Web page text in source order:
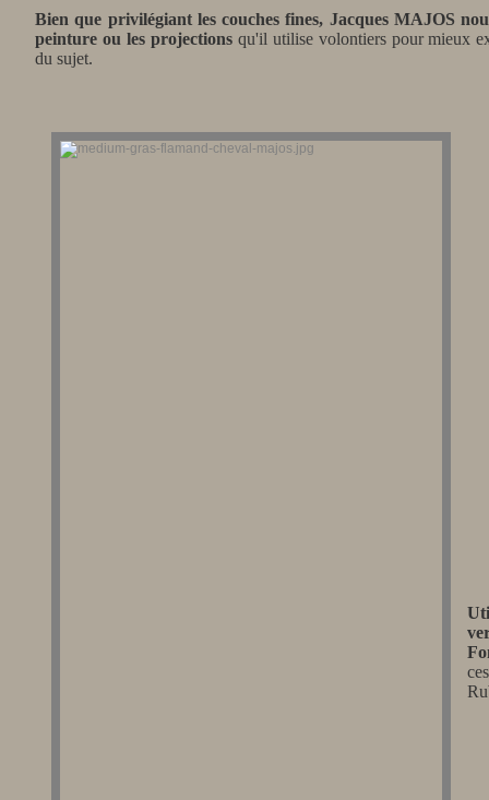
Bien que privilégiant les couches fines, Jacques MAJOS
peinture ou les projectionsqu'il utilise volontiers pour mieux
du sujet.